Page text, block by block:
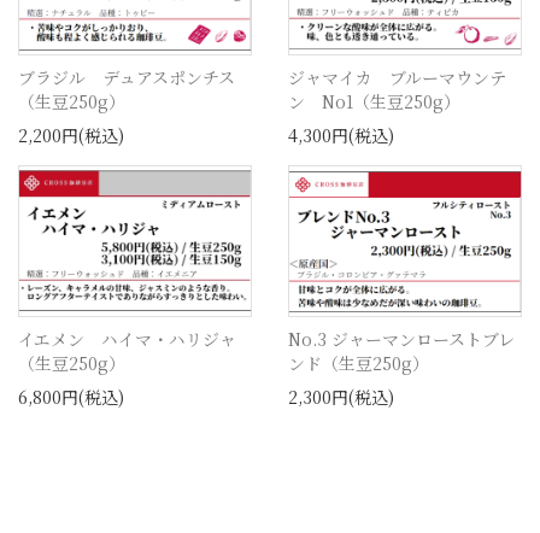
ブラジル デュアスポンチス
（生豆250g）
2,200円(税込)
ジャマイカ ブルーマウンテ
ン No1（生豆250g）
4,300円(税込)
イエメン ハイマ・ハリジャ
（生豆250g）
6,800円(税込)
No.3 ジャーマンローストブレ
ンド（生豆250g）
2,300円(税込)